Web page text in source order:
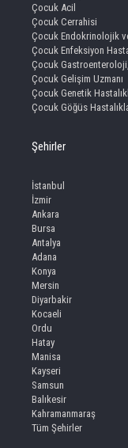
Çocuk Acil
Çocuk Cerrahisi
Çocuk Endokrinolojik
Çocuk Enfeksiyon
Çocuk
Çocuk Gelişim Uzmanı
Çocuk Genetik
Çocuk Göğüs
Şehirler
İstanbul
İzmir
Ankara
Bursa
Antalya
Adana
Konya
Mersin
Diyarbakir
Kocaeli
Ordu
Hatay
Manisa
Kayseri
Samsun
Balıkesir
Kahramanmaraş
Tüm Şehirler